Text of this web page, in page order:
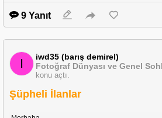
Not: Rokinon ile Samyang aynı firmaymış,
Teşekkürler
9 Yanıt
I
iwd35 (barış demirel)
Fotoğraf Dünyası ve Genel
konu açtı.
Şüpheli İlanlar